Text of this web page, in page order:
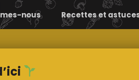
ça
?
Nos
nous Recettes et